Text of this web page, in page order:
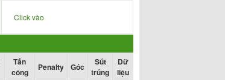
Click vào
Tấn
công
Penalty Góc
Sút
trúng
Dữ
liệu